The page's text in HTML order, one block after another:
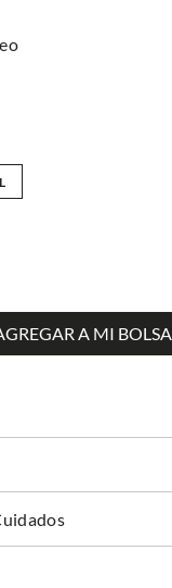
L
A MI BOLSA